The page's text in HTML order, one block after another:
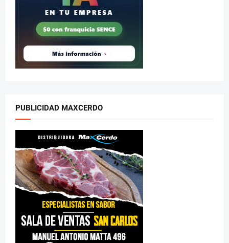
PUBLICIDAD MAXCERDO